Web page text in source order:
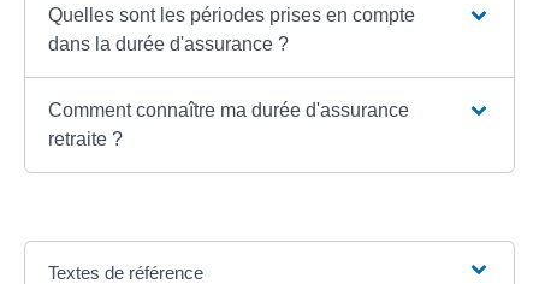
Quelles sont les périodes prises en compte
dans la durée d'assurance ?
Comment connaître ma durée d'assurance
retraite ?
Textes de référence